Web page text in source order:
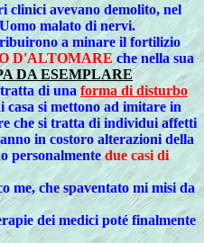
clinici avevano demolito, nel
malato di nervi.
a minare il fortilizio
D'ALTOMAREche nella sua
DA ESEMPLARE
tratta di unaforma di disturbo
si mettono ad imitare in
che si tratta di individui affetti
in costoro alterazioni della
personalmentedue casi di
me, che spaventato mi misi da
dei medici poté finalmente